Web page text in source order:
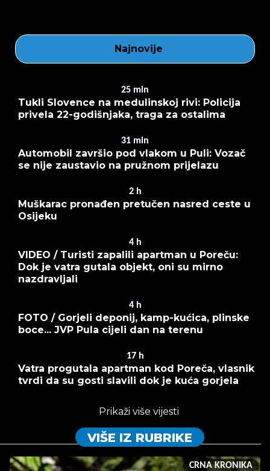
Najnovije
25 min
Tukli Slovence na medulinskoj rivi: Policija
privela 22-godišnjaka, traga za ostalima
31 min
Automobil završio pod vlakom u Puli: Vozač
se nije zaustavio na pružnom prijelazu
2 h
Muškarac pronađen pretučen nasred ceste u
Osijeku
4 h
VIDEO / Turisti zapalili apartman u Poreču:
Dok je vatra gutala objekt, oni su mirno
nazdravljali
4 h
FOTO / Gorjeli deponij, kamp-kućica, plinske
boce... JVP Pula cijeli dan na terenu
17 h
Vatra progutala apartman kod Poreča, vlasnik
tvrdi da su gosti slavili dok je kuća gorjela
Prikaži više vijesti
VIŠE IZ RUBRIKE
CRNA KRONIKA